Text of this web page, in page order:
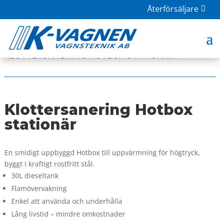
Återförsäljare
HOME | BUTIK|HÖGTRYCKSTVÄTT
KLOTTERSANERING HOTBOX STATIONÄR
Klottersanering Hotbox
stationär
En smidigt uppbyggd Hotbox till uppvärmning för högtryck,
byggt i kraftigt rostfritt stål.
30L dieseltank
Flamövervakning
Enkel att använda och underhålla
Lång livstid – mindre omkostnader